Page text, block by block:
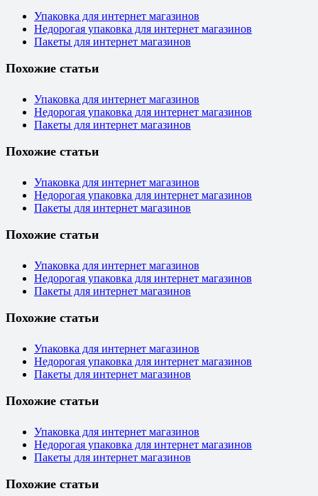
Упаковка для интернет магазинов
Недорогая упаковка для интернет магазинов
Пакеты для интернет магазинов
Похожие статьи
Упаковка для интернет магазинов
Недорогая упаковка для интернет магазинов
Пакеты для интернет магазинов
Похожие статьи
Упаковка для интернет магазинов
Недорогая упаковка для интернет магазинов
Пакеты для интернет магазинов
Похожие статьи
Упаковка для интернет магазинов
Недорогая упаковка для интернет магазинов
Пакеты для интернет магазинов
Похожие статьи
Упаковка для интернет магазинов
Недорогая упаковка для интернет магазинов
Пакеты для интернет магазинов
Похожие статьи
Упаковка для интернет магазинов
Недорогая упаковка для интернет магазинов
Пакеты для интернет магазинов
Похожие статьи